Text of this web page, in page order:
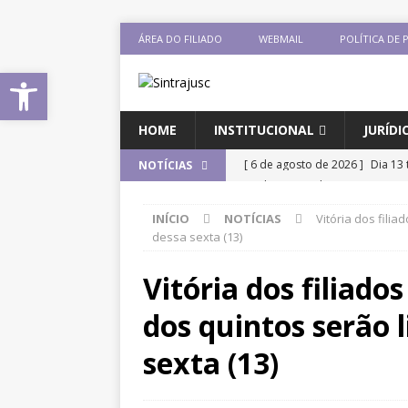
ÁREA DO FILIADO WEBMAIL POLÍTICA DE
HOME INSTITUCIONAL
NOTÍCIAS [ 6 de agosto de 2026 ]
[ 6 de agosto de 2026 ]
[ 6 de agosto de 2026 ] II
filiado ao Sintrajusc
[ 5 de agosto de 2026 ]
magistrados e possibilita
INÍCIO NOTÍCIAS
Vitória dos
dessa sexta (13)
Vitória dos filiados
dos quintos serão
sexta (13)
Abrir a barra de ferramentas